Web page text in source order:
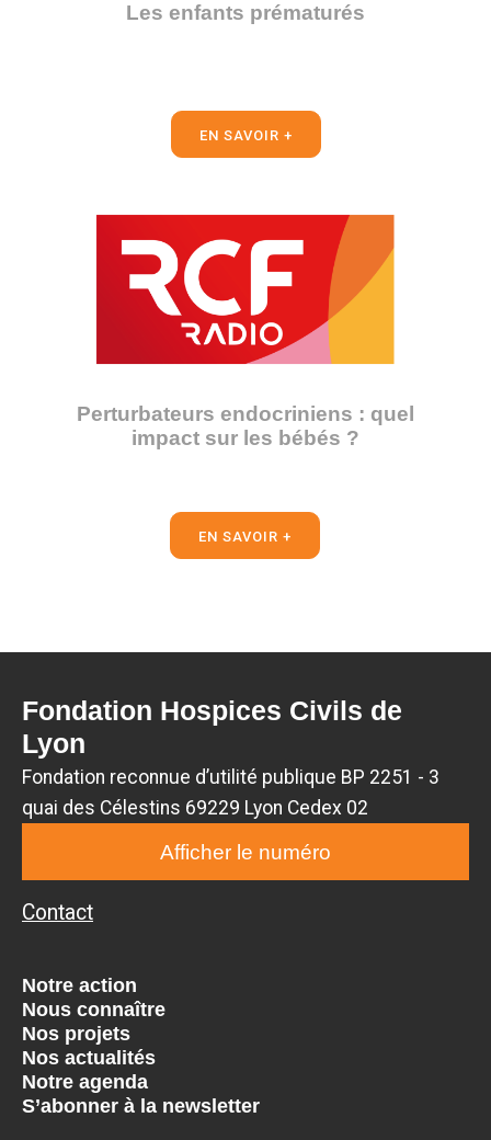
Les enfants prématurés
EN SAVOIR +
Perturbateurs endocriniens : quel
impact sur les bébés ?
EN SAVOIR +
Fondation Hospices Civils de
Lyon
Fondation reconnue d’utilité publique BP 2251 - 3
quai des Célestins 69229 Lyon Cedex 02
Afficher le numéro
Contact
Notre action
Nous connaître
Nos projets
Nos actualités
Notre agenda
S’abonner à la newsletter